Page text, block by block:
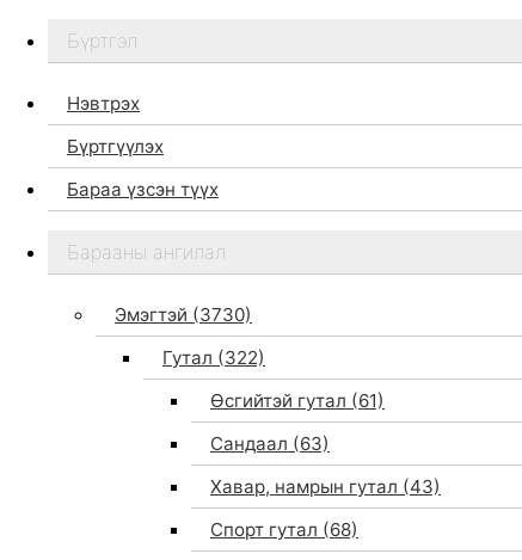
Бидний тухай
Дэлгүүр
Бүртгэл
Нэвтрэх
Бүртгүүлэх
Бараа үзсэн түүх
Барааны ангилал
Эмэгтэй (3730)
Гутал (322)
Өсгийтэй гутал (61)
Сандаал (63)
Хавар, намрын гутал (43)
Спорт гутал (68)